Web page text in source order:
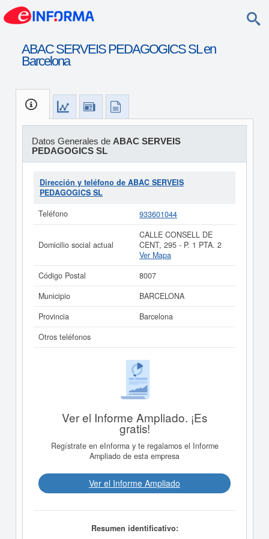
ABAC SERVEIS PEDAGOGICS SL en
Barcelona
Datos Generales de ABAC SERVEIS
PEDAGOGICS SL
Dirección y teléfono de ABAC SERVEIS
PEDAGOGICS SL
Teléfono
933601044
Domicilio social actual
CALLE CONSELL DE
CENT, 295 - P. 1 PTA. 2
Ver Mapa
Código Postal
8007
Municipio
BARCELONA
Provincia
Barcelona
Otros teléfonos
Ver el Informe Ampliado. ¡Es
gratis!
Regístrate en eInforma y te regalamos el Informe
Ampliado de esta empresa
Ver el Informe Ampliado
Resumen identificativo: